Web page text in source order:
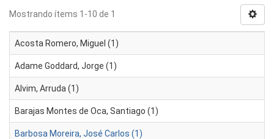
Mostrando ítems 1-10 de 1
Acosta Romero, Miguel (1)
Adame Goddard, Jorge (1)
Alvim, Arruda (1)
Barajas Montes de Oca, Santiago (1)
Barbosa Moreira, José Carlos (1)